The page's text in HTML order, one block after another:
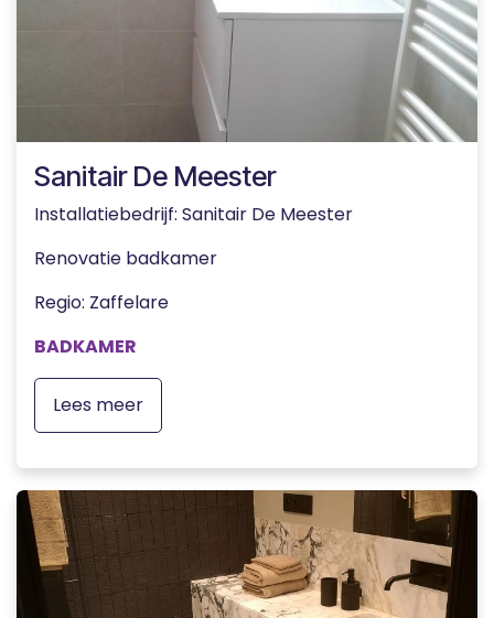
Sanitair De Meester
Installatiebedrijf: Sanitair De Meester
Renovatie badkamer
Regio: Zaffelare
BADKAMER
Lees meer